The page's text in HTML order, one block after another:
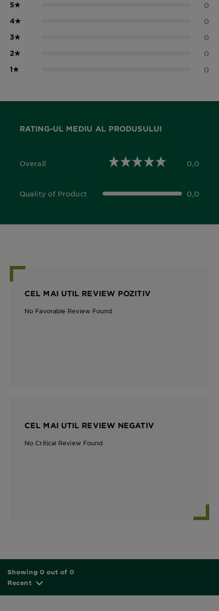
5★ 0
4★ 0
3★ 0
2★ 0
1★ 0
RATING-UL MEDIU AL PRODUSULUI
Overall
0,0 out of 5 stars 0,0
Quality of Product
0,0 out of 5 stars 0,0
CEL MAI UTIL REVIEW POZITIV
No Favorable Review Found
CEL MAI UTIL REVIEW NEGATIV
No Critical Review Found
Showing 0 out of 0
Recent